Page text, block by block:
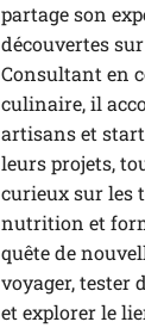
partage son
découvertes
Consultant en
culinaire, il
artisans et
leurs projets,
curieux sur les
nutrition et
quête de
voyager, tester
et explorer le